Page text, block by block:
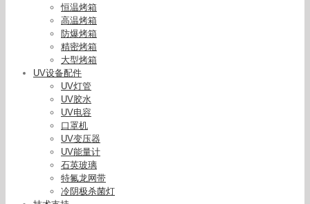
恒温烤箱
高温烤箱
防爆烤箱
精密烤箱
大型烤箱
UV设备配件
UV灯管
UV胶水
UV电容
口罩机
UV变压器
UV能量计
石英玻璃
特氟龙网带
冷阴极杀菌灯
365nmuvled面光源_【厂家直销】高功率
365nm,UVLED面光源SFMX-200100